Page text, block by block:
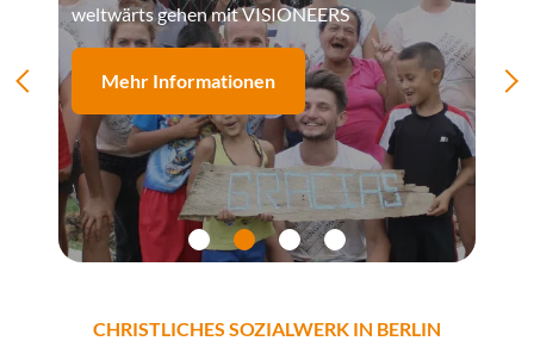
weltwärts gehen mit VISIONEERS
Mehr Informationen
Kontaktiere uns!
Mehr Informationen
CHRISTLICHES SOZIALWERK IN BERLIN